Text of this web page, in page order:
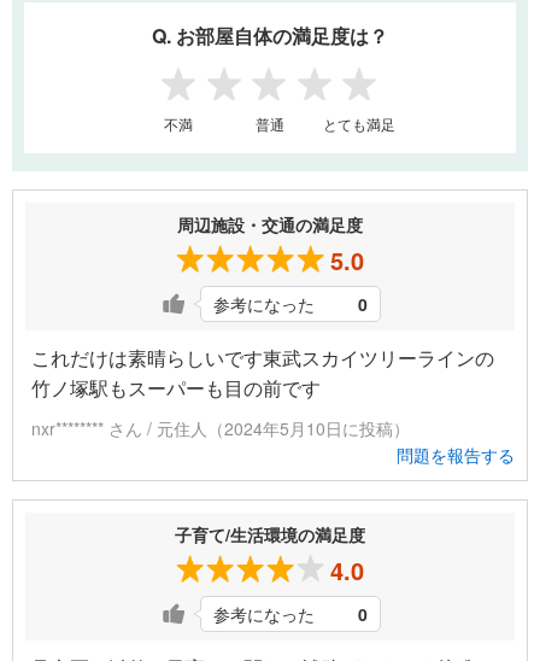
Q. お部屋自体の満足度は？
1 2 3 4 5
不満 普通 とても満足
周辺施設・交通の満足度
5.0
参考になった 0
これだけは素晴らしいです東武スカイツリーラインの
竹ノ塚駅もスーパーも目の前です
nxr******** さん / 元住人（2024年5月10日に投稿）
問題を報告する
子育て/生活環境の満足度
4.0
参考になった 0